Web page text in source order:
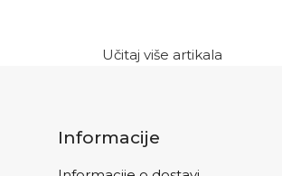
Učitaj više artikala
Informacije